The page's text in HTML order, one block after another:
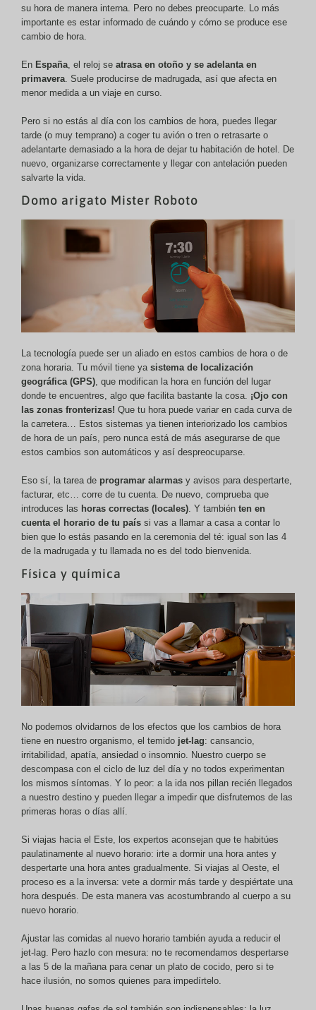
su hora de manera interna. Pero no debes preocuparte. Lo más
importante es estar informado de cuándo y cómo se produce ese
cambio de hora.
En España, el reloj se atrasa en otoño y se adelanta en
primavera. Suele producirse de madrugada, así que afecta en
menor medida a un viaje en curso.
Pero si no estás al día con los cambios de hora, puedes llegar
tarde (o muy temprano) a coger tu avión o tren o retrasarte o
adelantarte demasiado a la hora de dejar tu habitación de hotel. De
nuevo, organizarse correctamente y llegar con antelación pueden
salvarte la vida.
Domo arigato Mister Roboto
La tecnología puede ser un aliado en estos cambios de hora o de
zona horaria. Tu móvil tiene ya sistema de localización
geográfica (GPS), que modifican la hora en función del lugar
donde te encuentres, algo que facilita bastante la cosa. ¡Ojo con
las zonas fronterizas! Que tu hora puede variar en cada curva de
la carretera… Estos sistemas ya tienen interiorizado los cambios
de hora de un país, pero nunca está de más asegurarse de que
estos cambios son automáticos y así despreocuparse.
Eso sí, la tarea de programar alarmas y avisos para despertarte,
facturar, etc… corre de tu cuenta. De nuevo, comprueba que
introduces las horas correctas (locales). Y también ten en
cuenta el horario de tu país si vas a llamar a casa a contar lo
bien que lo estás pasando en la ceremonia del té: igual son las 4
de la madrugada y tu llamada no es del todo bienvenida.
Física y química
No podemos olvidarnos de los efectos que los cambios de hora
tiene en nuestro organismo, el temido jet-lag: cansancio,
irritabilidad, apatía, ansiedad o insomnio. Nuestro cuerpo se
descompasa con el ciclo de luz del día y no todos experimentan
los mismos síntomas. Y lo peor: a la ida nos pillan recién llegados
a nuestro destino y pueden llegar a impedir que disfrutemos de las
primeras horas o días allí.
Si viajas hacia el Este, los expertos aconsejan que te habitúes
paulatinamente al nuevo horario: irte a dormir una hora antes y
despertarte una hora antes gradualmente. Si viajas al Oeste, el
proceso es a la inversa: vete a dormir más tarde y despiértate una
hora después. De esta manera vas acostumbrando al cuerpo a su
nuevo horario.
Ajustar las comidas al nuevo horario también ayuda a reducir el
jet-lag. Pero hazlo con mesura: no te recomendamos despertarse
a las 5 de la mañana para cenar un plato de cocido, pero si te
hace ilusión, no somos quienes para impedírtelo.